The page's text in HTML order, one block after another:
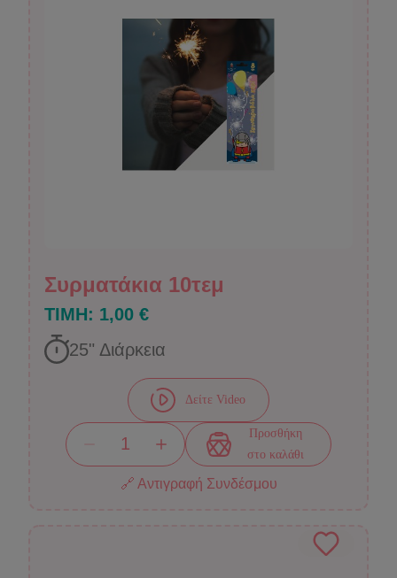
Συρματάκια 10τεμ
ΤΙΜΗ: 1,00 €
25" Διάρκεια
Δείτε Video
Προσθήκη
στο καλάθι
🔗 Αντιγραφή Συνδέσμου